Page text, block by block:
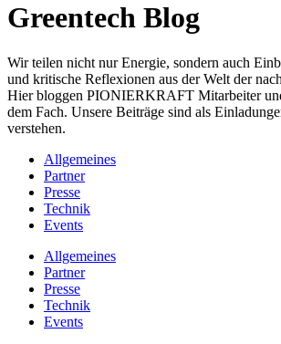
Greentech Blog
Wir teilen nicht nur Energie, sondern auch
und kritische Reflexionen aus der Welt der
Hier bloggen PIONIERKRAFT Mitarbeiter
dem Fach. Unsere Beiträge sind als
verstehen.
Allgemeines
Partner
Presse
Technik
Events
Allgemeines
Partner
Presse
Technik
Events